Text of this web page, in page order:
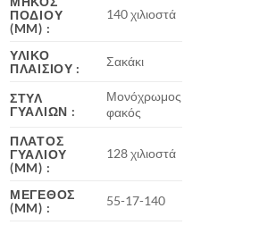
ΠΟΔΙΟΎ
(MM) :
140 χιλιοστά
ΥΛΙΚΌ
ΠΛΑΙΣΊΟΥ : Σακάκι
ΣΤΥΛ
ΓΥΑΛΙΏΝ :
Μονόχρωμος
φακός
ΠΛΆΤΟΣ
ΓΥΑΛΙΟΎ
(MM) :
128 χιλιοστά
ΜΈΓΕΘΟΣ
(MM) : 55-17-140